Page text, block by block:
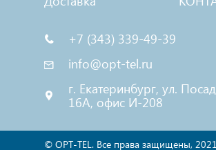
почте info@opt-tel.ru.
+7 (343) 339-49-39
info@opt-tel.ru
г. Екатеринбург, ул.
16А, офис И-208
© OPT-TEL. Все права защищены,